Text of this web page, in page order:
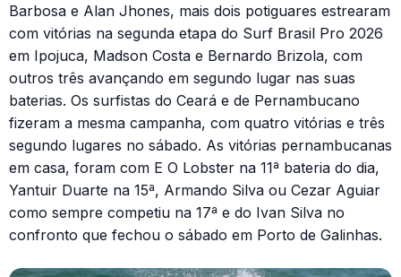
Barbosa e Alan Jhones, mais dois potiguares estrearam
com vitórias na segunda etapa do Surf Brasil Pro 2026
em Ipojuca, Madson Costa e Bernardo Brizola, com
outros três avançando em segundo lugar nas suas
baterias. Os surfistas do Ceará e de Pernambucano
fizeram a mesma campanha, com quatro vitórias e três
segundo lugares no sábado. As vitórias pernambucanas
em casa, foram com E O Lobster na 11ª bateria do dia,
Yantuir Duarte na 15ª, Armando Silva ou Cezar Aguiar
como sempre competiu na 17ª e do Ivan Silva no
confronto que fechou o sábado em Porto de Galinhas.